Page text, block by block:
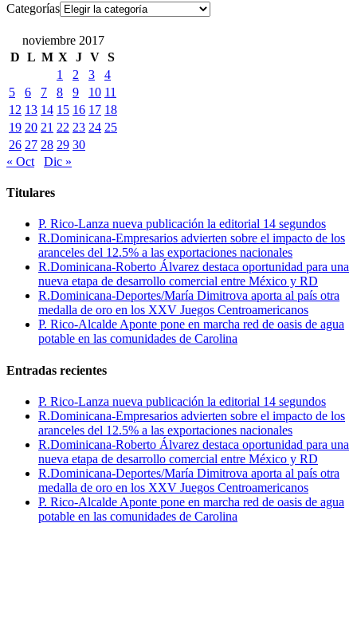
Categorías
noviembre 2017
D L M X J V S
1
2 3
4
5
6 7 8 9 10 11
12 13 14 15 16 17 18
19 20 21 22 23 24 25
26 27 28 29 30
« Oct
Dic »
Titulares
P. Rico-Lanza nueva publicación la editorial 14 segundos
R.Dominicana-Empresarios advierten sobre el impacto de los
aranceles del 12.5% a las exportaciones nacionales
R.Dominicana-Roberto Álvarez destaca oportunidad para una
nueva etapa de desarrollo comercial entre México y RD
R.Dominicana-Deportes/María Dimitrova aporta al país otra
medalla de oro en los XXV Juegos Centroamericanos
P. Rico-Alcalde Aponte pone en marcha red de oasis de agua
potable en las comunidades de Carolina
Entradas recientes
P. Rico-Lanza nueva publicación la editorial 14 segundos
R.Dominicana-Empresarios advierten sobre el impacto de los
aranceles del 12.5% a las exportaciones nacionales
R.Dominicana-Roberto Álvarez destaca oportunidad para una
nueva etapa de desarrollo comercial entre México y RD
R.Dominicana-Deportes/María Dimitrova aporta al país otra
medalla de oro en los XXV Juegos Centroamericanos
P. Rico-Alcalde Aponte pone en marcha red de oasis de agua
potable en las comunidades de Carolina